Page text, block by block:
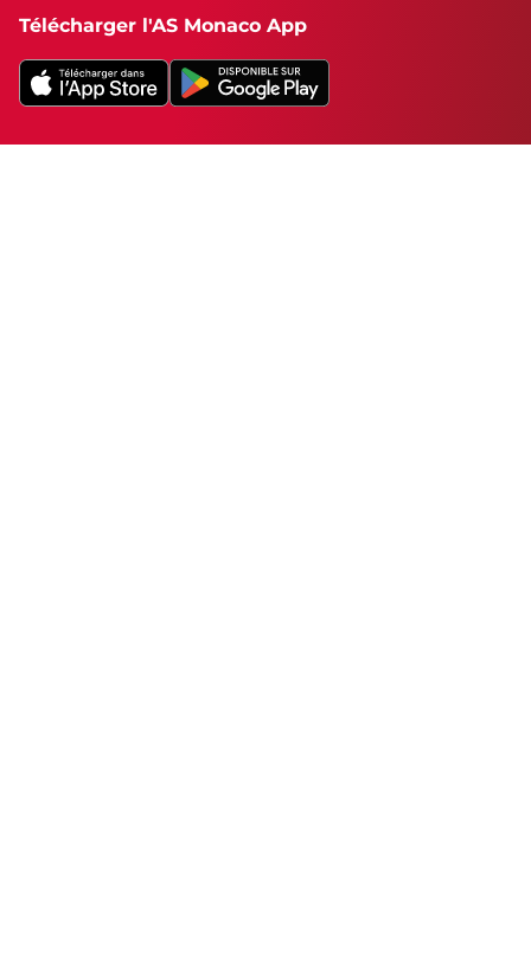
Télécharger l'AS Monaco App